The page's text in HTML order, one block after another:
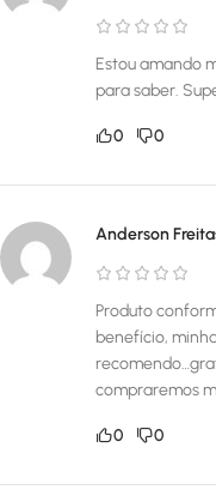
Estou amando
para saber.
0 0
Anderson
Produto
benefício,
compraremos
0 0